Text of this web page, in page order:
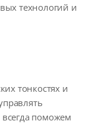
технологий и
тонкостях и
поможем